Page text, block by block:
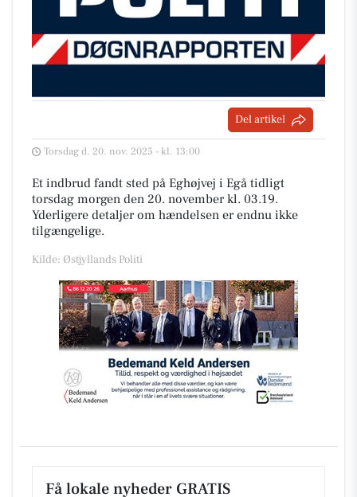
Del artikel
Torsdag d. 20. nov. 2025 - kl. 13:00
Et indbrud fandt sted på Eghøjvej i Egå tidligt
torsdag morgen den 20. november kl. 03.19.
Yderligere detaljer om hændelsen er endnu ikke
tilgængelige.
Kilde: Østjyllands Politi
Få lokale nyheder GRATIS